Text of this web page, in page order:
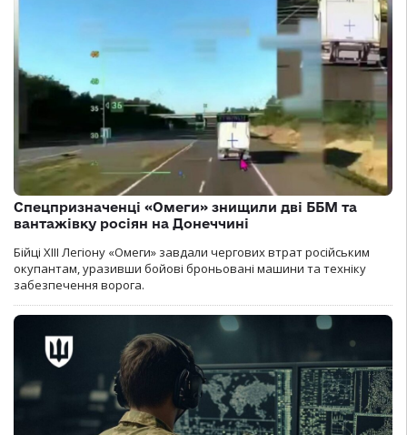
Спецпризначенці «Омеги» знищили дві ББМ та
вантажівку росіян на Донеччині
Бійці ХІІІ Легіону «Омеги» завдали чергових втрат російським
окупантам, уразивши бойові броньовані машини та техніку
забезпечення ворога.